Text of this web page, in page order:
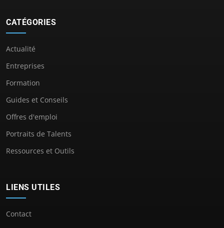
CATÉGORIES
Actualité
Entreprises
Formation
Guides et Conseils
Offres d'emploi
Portraits de Talents
Ressources et Outils
LIENS UTILES
Contact